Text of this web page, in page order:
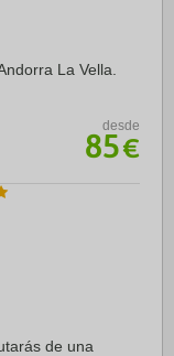
La Vella.
baño con
TV vía
desde
85€
de una